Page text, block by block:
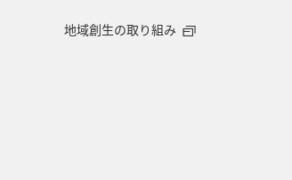
地域創生の取り組み